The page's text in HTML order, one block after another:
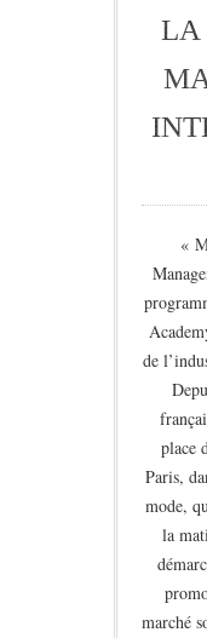
LA
«
de
place
Paris,
mode,
la
marché